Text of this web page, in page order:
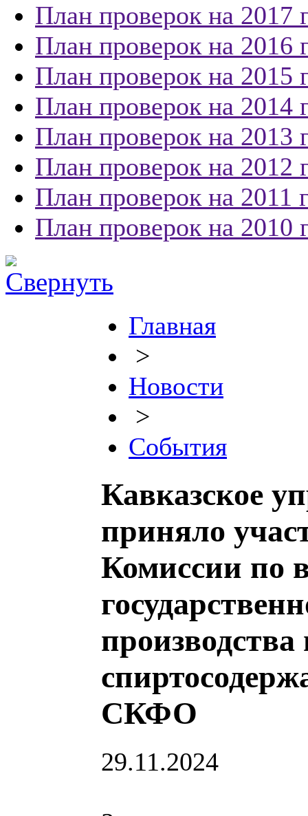
План проверок на 2017
План проверок на 2016
План проверок на 2015
План проверок на 2014
План проверок на 2013
План проверок на 2012
План проверок на 2011
План проверок на 2010
Главная
>
Новости
>
События
Кавказское
приняло
Комиссии по
производства
СКФО
29.11.2024